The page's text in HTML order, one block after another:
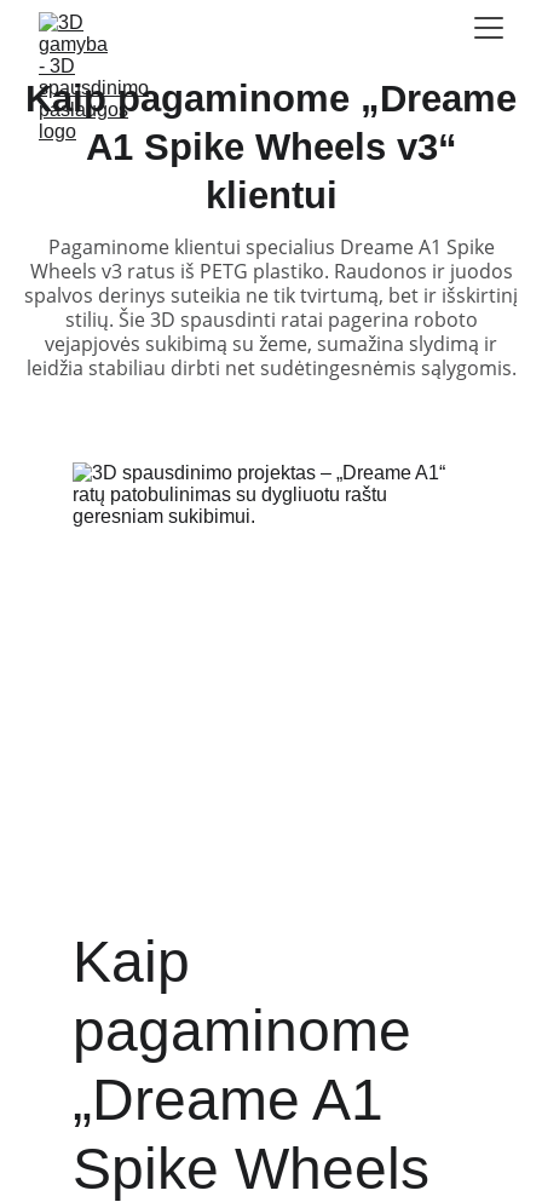
Kaip pagaminome „Dreame
A1 Spike Wheels v3“
klientui
Pagaminome klientui specialius Dreame A1 Spike
Wheels v3 ratus iš PETG plastiko. Raudonos ir juodos
spalvos derinys suteikia ne tik tvirtumą, bet ir išskirtinį
stilių. Šie 3D spausdinti ratai pagerina roboto
vejapjovės sukibimą su žeme, sumažina slydimą ir
leidžia stabiliau dirbti net sudėtingesnėmis sąlygomis.
Kaip
pagaminome
„Dreame A1
Spike Wheels